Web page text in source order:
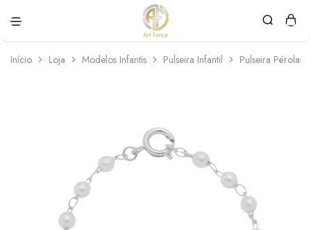
Force
personalizadas
Início Loja Modelos Infantis Pulseira Infantil Pulseira Pérolas